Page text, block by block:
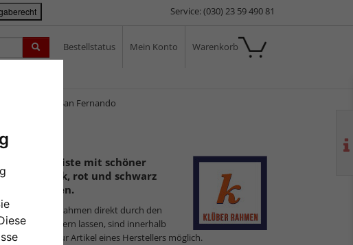
Service: (030) 23 59 490 81
Bestellstatus Mein Konto Warenkorb
Holzrahmen San Fernando
Profilierte Leiste mit schöner
Optik, rot und schwarz
durchgerieben.
wir die Bilderrahmen direkt durch den
ausliefern lassen, sind innerhalb
Auftrags nur Artikel eines Herstellers möglich.